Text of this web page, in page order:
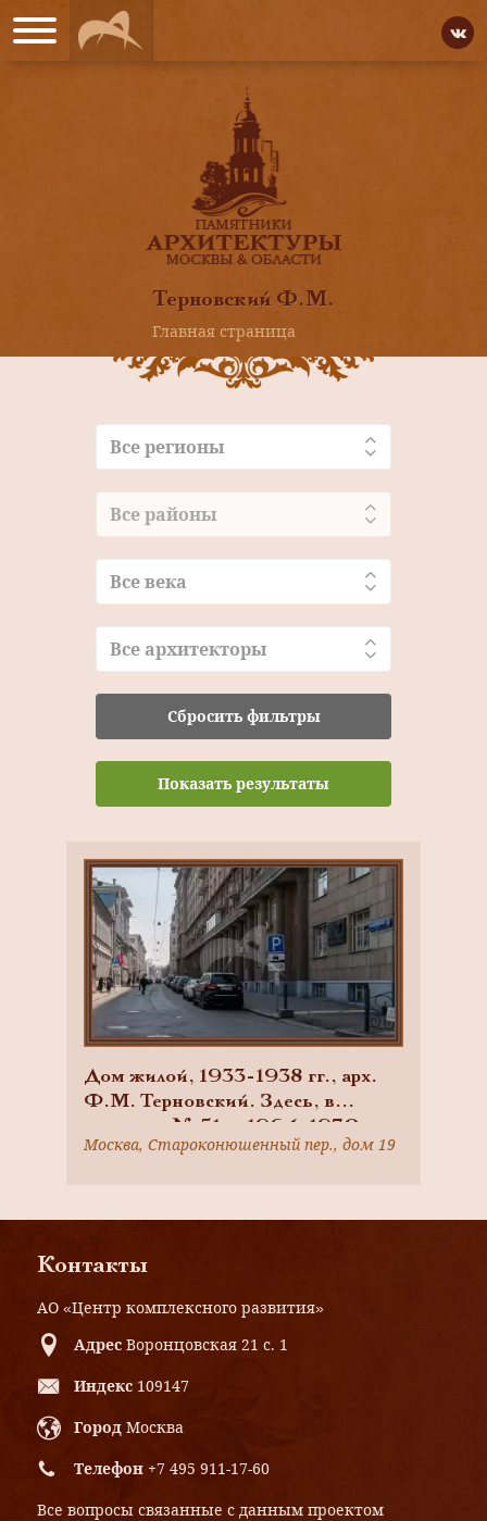
Терновский Ф.М.
Главная страница
Все регионы
Все районы
Все века
Все архитекторы
Сбросить фильтры
Показать результаты
Дом жилой, 1933-1938 гг., арх.
Ф.М. Терновский. Здесь, в
квартире № 51, в 1964-1970 гг.
жил и работал Генеральный
Москва, Староконюшенный пер., дом 19
Контакты
АО «Центр комплексного развития»
Адрес Воронцовская 21 с. 1
Индекс 109147
Город Москва
Телефон +7 495 911-17-60
Все вопросы связанные с данным проектом